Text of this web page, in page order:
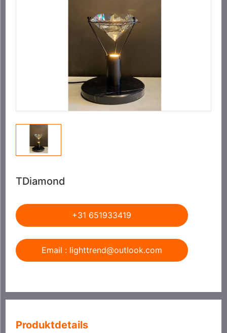
TDiamond
+31 651933419
Email : lighttrend@outlook.com
Produktdetails